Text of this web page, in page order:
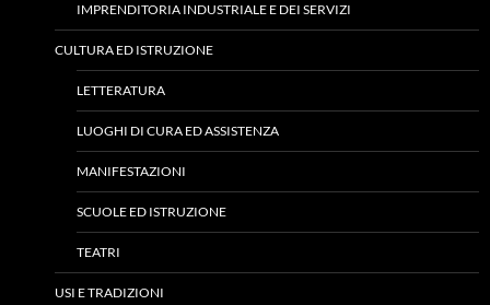
IMPRENDITORIA INDUSTRIALE E DEI SERVIZI
CULTURA ED ISTRUZIONE
LETTERATURA
LUOGHI DI CURA ED ASSISTENZA
MANIFESTAZIONI
SCUOLE ED ISTRUZIONE
TEATRI
USI E TRADIZIONI